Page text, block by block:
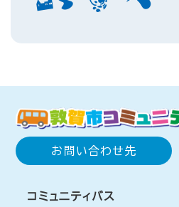
お問い合わせ先
コミュニティバス